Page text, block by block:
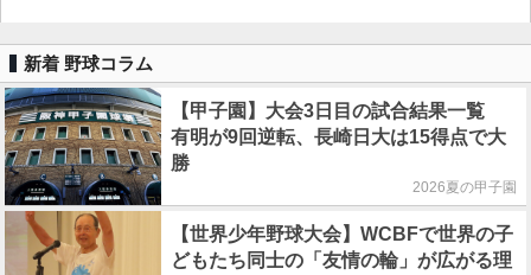
新着 野球コラム
【甲子園】大会3日目の試合結果一覧
有明が9回逆転、長崎日大は15得点で大
勝
2026夏の甲子園
【世界少年野球大会】WCBFで世界の子
どもたち同士の「友情の輪」が広がる理